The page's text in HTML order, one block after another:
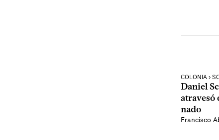
COLONIA ›
Daniel
atravesó
nado
Francisco